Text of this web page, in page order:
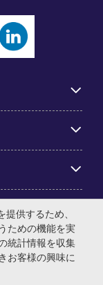
供するため、
ための機能を実
統計情報を収集
お客様の興味に